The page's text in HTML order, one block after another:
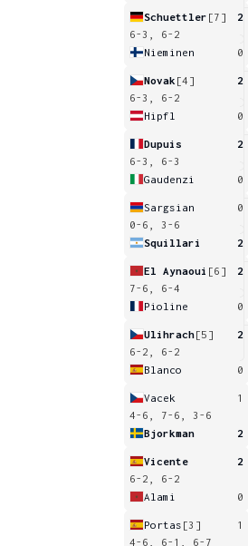
Schuettler [7]
2
6-3, 6-2
Nieminen
0
Novak [4]
2
6-3, 6-2
Hipfl
0
Dupuis
2
6-3, 6-3
Gaudenzi
0
Sargsian
0
0-6, 3-6
Squillari
2
El Aynaoui [6]
2
7-6, 6-4
Pioline
0
Ulihrach[5]
2
6-2, 6-2
Blanco
0
Vacek
1
4-6, 7-6, 3-6
Bjorkman
2
Vicente
2
6-2, 6-2
Alami
0
Portas [3]
1
4-6, 6-1, 6-7